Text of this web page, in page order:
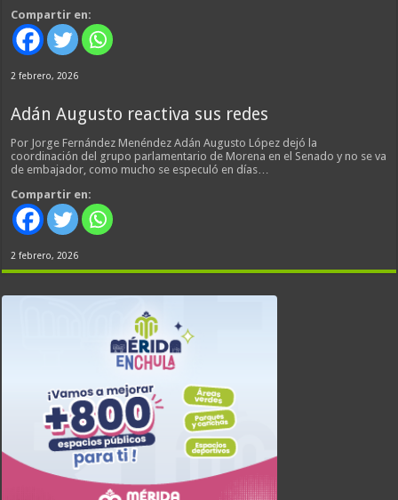
Compartir en:
2 febrero, 2026
Adán Augusto reactiva sus redes
Por Jorge Fernández Menéndez Adán Augusto López dejó la
coordinación del grupo parlamentario de Morena en el Senado y no se va
de embajador, como mucho se especuló en días…
Compartir en:
2 febrero, 2026